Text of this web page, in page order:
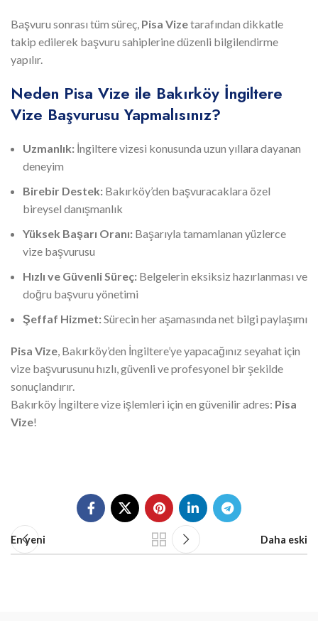
Başvuru sonrası tüm süreç, Pisa Vizetarafından dikkatle
takip edilerek başvuru sahiplerine düzenli bilgilendirme
yapılır.
Neden Pisa Vize ile Bakırköy İngiltere
Vize Başvurusu Yapmalısınız?
Uzmanlık: İngiltere vizesi konusunda uzun yıllara dayanan
deneyim
Birebir Destek: Bakırköy’den başvuracaklara özel
bireysel danışmanlık
Yüksek Başarı Oranı: Başarıyla tamamlanan yüzlerce
vize başvurusu
Hızlı ve Güvenli Süreç: Belgelerin eksiksiz hazırlanması ve
doğru başvuru yönetimi
Şeffaf Hizmet:Sürecin her aşamasında net bilgi paylaşımı
Pisa Vize, Bakırköy’den İngiltere’ye yapacağınız seyahat için
vize başvurusunu hızlı, güvenli ve profesyonel bir şekilde
sonuçlandırır.
Bakırköy İngiltere vize işlemleri için en güvenilir adres: Pisa
Vize!
En yeni Daha eski